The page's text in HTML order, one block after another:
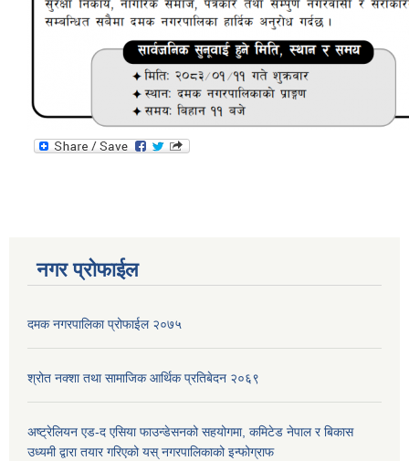
नगर प्रोफाईल
दमक नगरपालिका प्रोफाईल २०७५
श्रोत नक्शा तथा सामाजिक आर्थिक प्रतिबेदन २०६९
अष्ट्रेलियन एड-द एसिया फाउन्डेसनको सहयोगमा, कमिटेड नेपाल र बिकास
उध्यमी द्वारा तयार गरिएको यस् नगरपालिकाको इन्फोग्राफ